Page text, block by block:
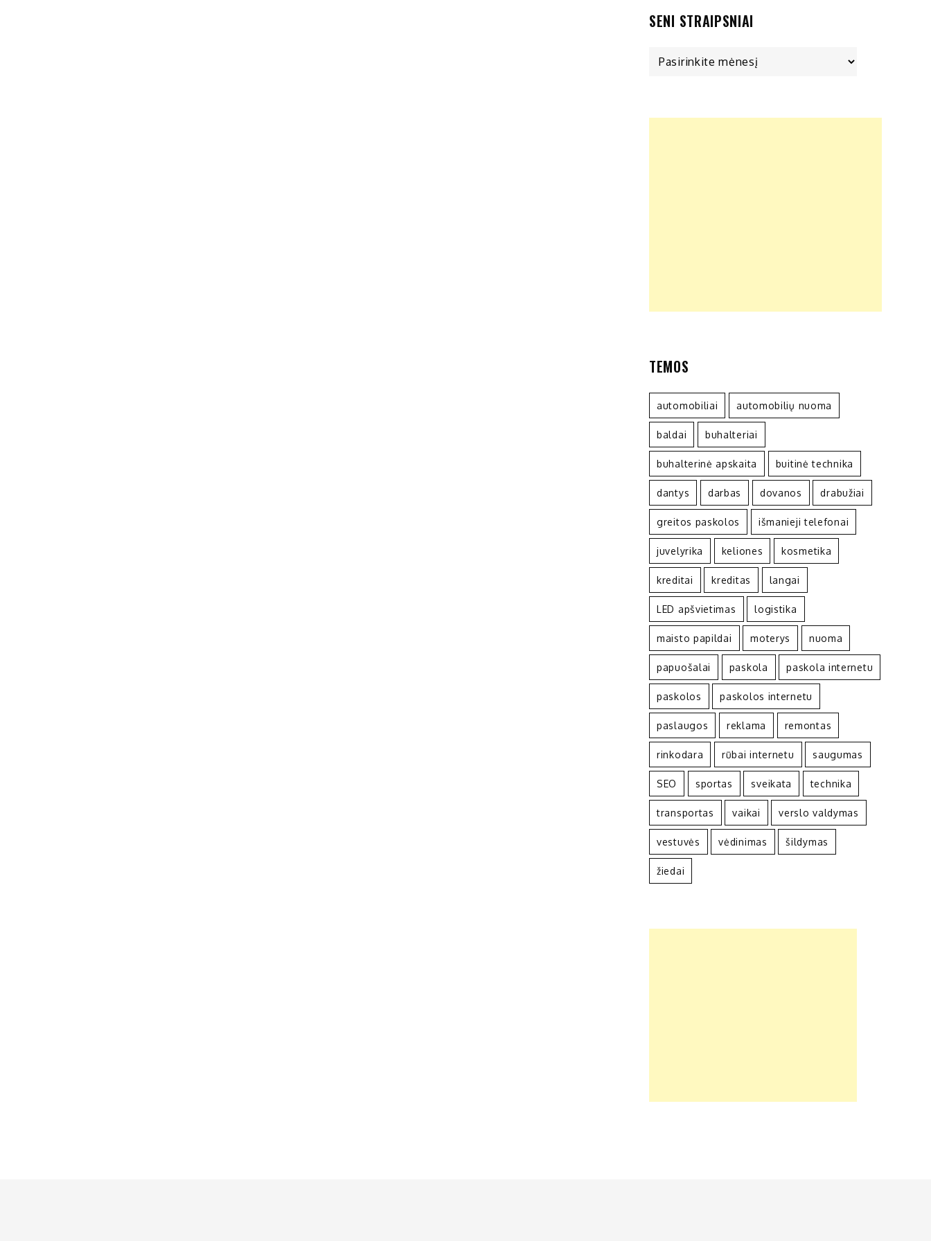
SENI STRAIPSNIAI
TEMOS
automobiliai automobilių nuoma
baldai buhalteriai
buhalterinė apskaita buitinė technika
dantys darbas dovanos drabužiai
greitos paskolos išmanieji telefonai
juvelyrika keliones kosmetika
kreditai kreditas langai
LED apšvietimas logistika
maisto papildai moterys nuoma
papuošalai paskola paskola internetu
paskolos paskolos internetu
paslaugos reklama remontas
rinkodara rūbai internetu saugumas
SEO sportas sveikata technika
transportas vaikai verslo valdymas
vestuvės vėdinimas šildymas
žiedai